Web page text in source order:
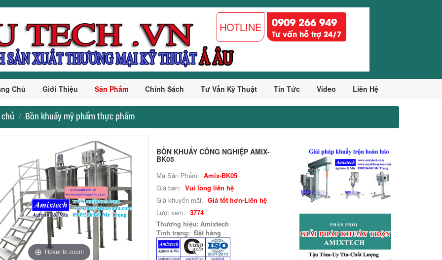
HOTLINE 0909 266 949
Tư vấn hỗ trợ 24/7
Chủ Giới Thiệu Sản Phẩm Chính Sách Tư Vấn Kỹ Thuật Tin Tức Video Liên Hệ
Bồn khuấy mỹ phẩm thực phẩm
Hover to zoom
BỒN KHUẤY CÔNG NGHIỆP AMIX-
BK05
Mã Sản Phẩm: Amix-BK05
Giá bán: Vui lòng liên hệ
Giá khuyến mãi: Giá tốt hơn-Liên hệ
Lượt xem: 3774
Thương hiệu: Amixtech
Tình trạng: Đặt hàng